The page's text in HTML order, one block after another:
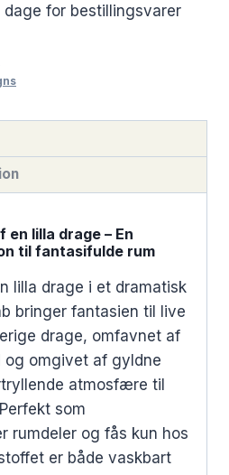
dage for bestillingsvarer
lilla drage – En
til fantasifulde rum
lilla drage i et dramatisk
bringer fantasien til live
drage, omfavnet af
og omgivet af gyldne
atmosfære til
som
rumdeler og fås kun hos
er både vaskbart